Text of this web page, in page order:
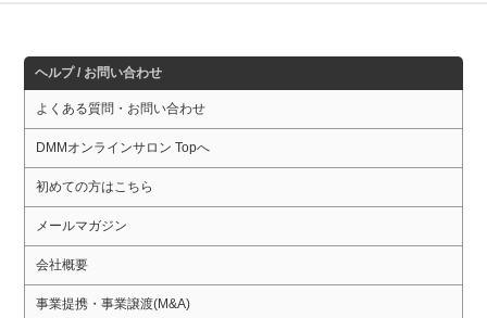
ヘルプ / お問い合わせ
よくある質問・お問い合わせ
DMMオンラインサロン Topへ
初めての方はこちら
メールマガジン
会社概要
事業提携・事業譲渡(M&A)